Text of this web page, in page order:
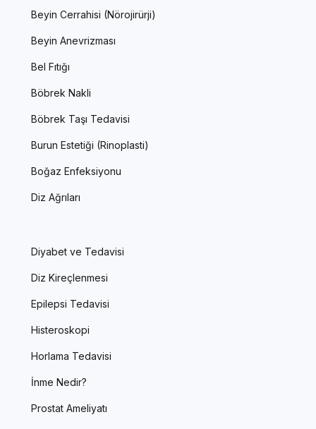
Beyin Cerrahisi (Nörojirürji)
Beyin Anevrizması
Bel Fıtığı
Böbrek Nakli
Böbrek Taşı Tedavisi
Burun Estetiği (Rinoplasti)
Boğaz Enfeksiyonu
Diz Ağrıları
Diyabet ve Tedavisi
Diz Kireçlenmesi
Epilepsi Tedavisi
Histeroskopi
Horlama Tedavisi
İnme Nedir?
Prostat Ameliyatı